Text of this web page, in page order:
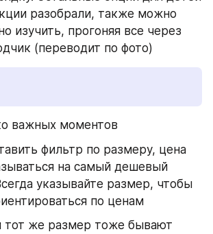
разобрали, также можно
изучить, прогоняя все через
(переводит по фото)
важных моментов
фильтр по размеру, цена
на самый дешевый
указывайте размер, чтобы
по ценам
тот же размер тоже бывают